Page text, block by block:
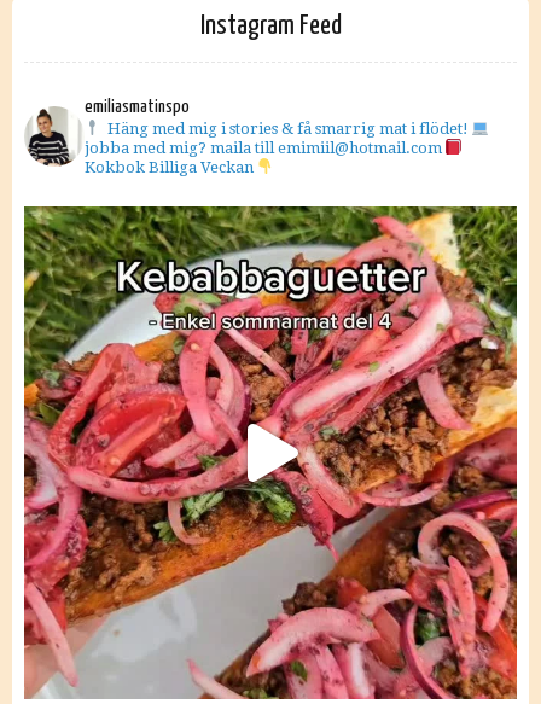
Instagram Feed
emiliasmatinspo
Häng med mig i stories & få smarrig mat i flödet!
jobba med mig? maila till emimiil@hotmail.com
Kokbok Billiga Veckan